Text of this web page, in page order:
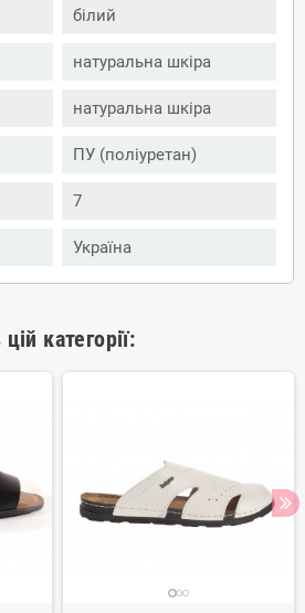
білий
натуральна шкіра
натуральна шкіра
ПУ (поліуретан)
7
Україна
категорії: